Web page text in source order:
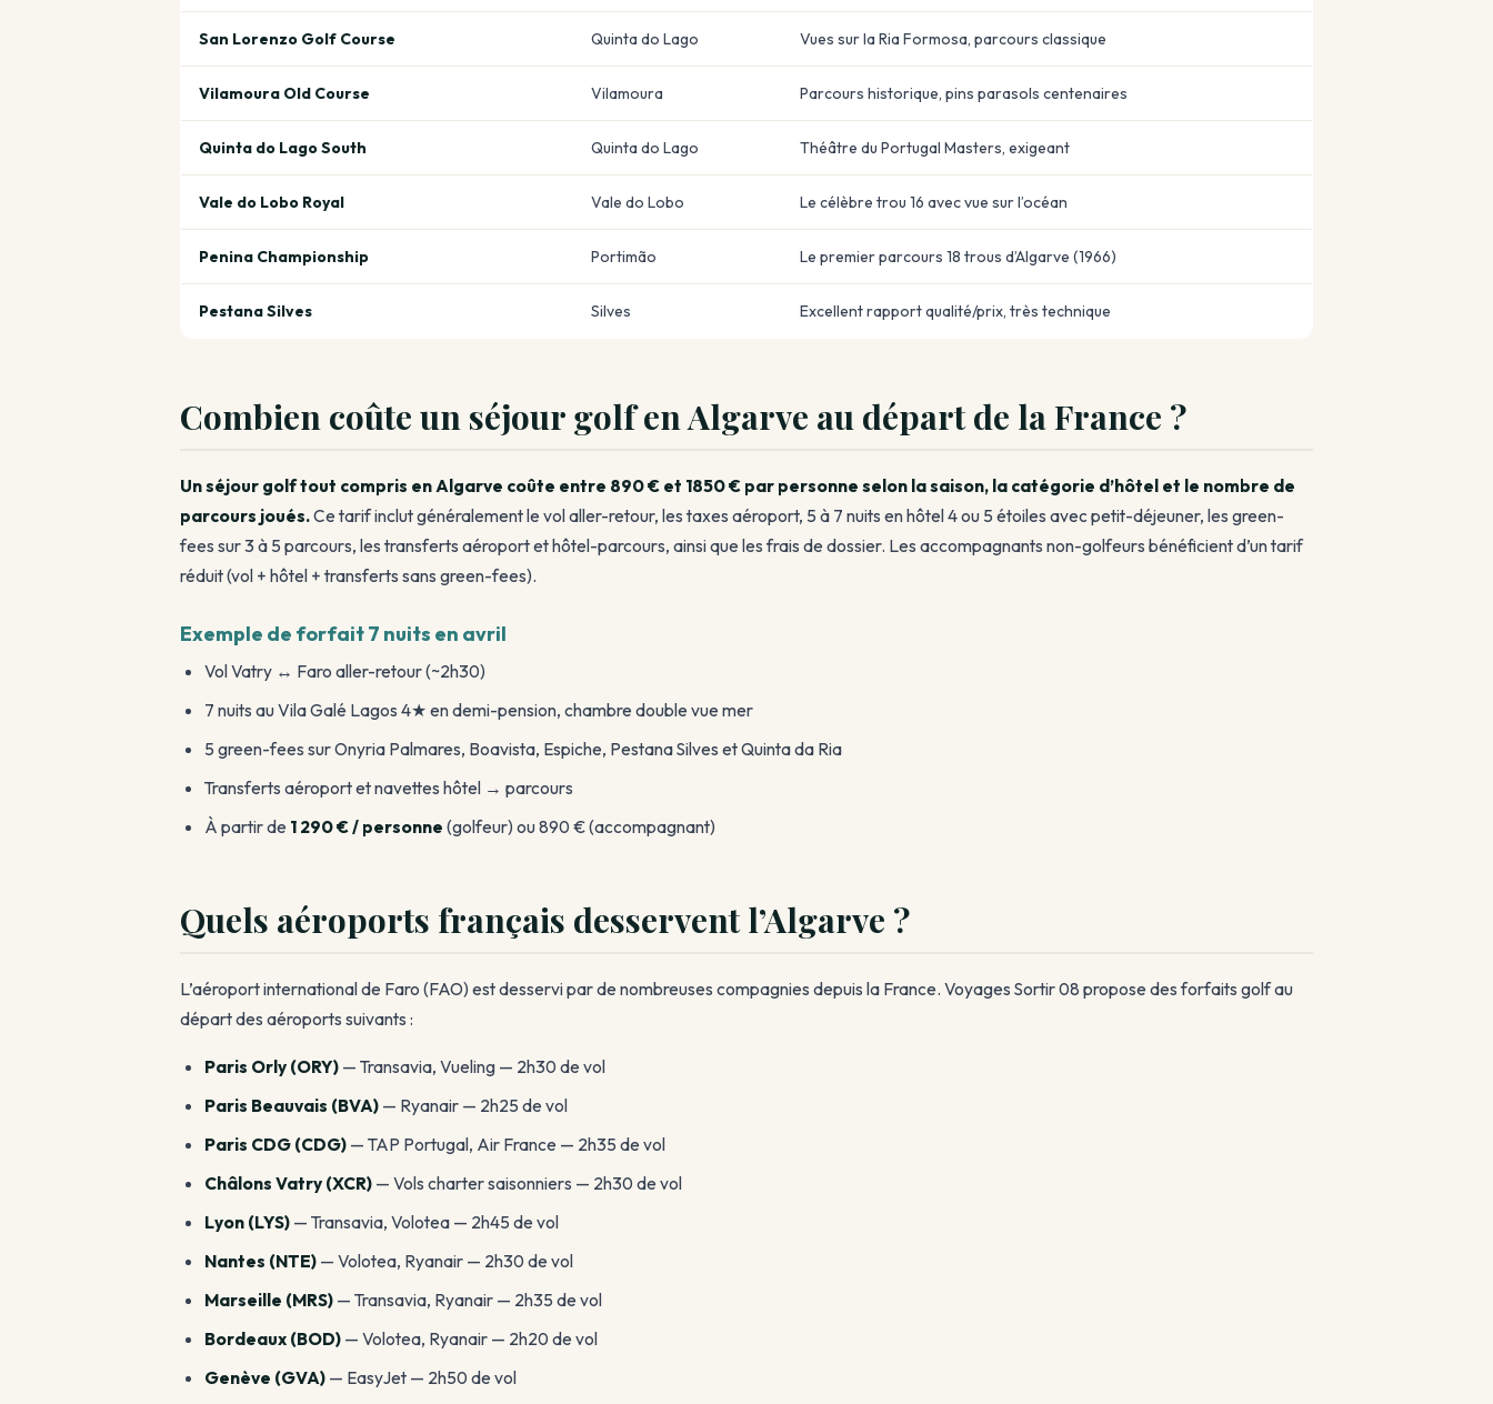
San Lorenzo Golf Course Quinta do Lago Vues sur la Ria Formosa, parcours classique
Vilamoura Old Course Vilamoura Parcours historique, pins parasols centenaires
Quinta do Lago South Quinta do Lago Théâtre du Portugal Masters, exigeant
Vale do Lobo Royal Vale do Lobo Le célèbre trou 16 avec vue sur l’océan
Penina Championship Portimão Le premier parcours 18 trous d’Algarve (1966)
Pestana Silves Silves Excellent rapport qualité/prix, très technique
Combien coûte un séjour golf en Algarve au départ de la France ?
Un séjour golf tout compris en Algarve coûte entre 890 € et 1850 € par personne selon la saison, la catégorie d’hôtel et le nombre de
parcours joués.Ce tarif inclut généralement le vol aller-retour, les taxes aéroport, 5 à 7 nuits en hôtel 4 ou 5 étoiles avec petit-déjeuner, les green-
fees sur 3 à 5 parcours, les transferts aéroport et hôtel-parcours, ainsi que les frais de dossier. Les accompagnants non-golfeurs bénéficient d’un tarif
réduit (vol + hôtel + transferts sans green-fees).
Exemple de forfait 7 nuits en avril
Vol Vatry ↔ Faro aller-retour (~2h30)
7 nuits au Vila Galé Lagos 4★ en demi-pension, chambre double vue mer
5 green-fees sur Onyria Palmares, Boavista, Espiche, Pestana Silves et Quinta da Ria
Transferts aéroport et navettes hôtel → parcours
À partir de 1 290 € / personne (golfeur) ou 890 € (accompagnant)
Quels aéroports français desservent l’Algarve ?
L’aéroport international de Faro (FAO) est desservi par de nombreuses compagnies depuis la France. Voyages Sortir 08 propose des forfaits golf au
départ des aéroports suivants :
Paris Orly (ORY) — Transavia, Vueling — 2h30 de vol
Paris Beauvais (BVA) — Ryanair — 2h25 de vol
Paris CDG (CDG) — TAP Portugal, Air France — 2h35 de vol
Châlons Vatry (XCR) — Vols charter saisonniers — 2h30 de vol
Lyon (LYS) — Transavia, Volotea — 2h45 de vol
Nantes (NTE) — Volotea, Ryanair — 2h30 de vol
Marseille (MRS) — Transavia, Ryanair — 2h35 de vol
Bordeaux (BOD) — Volotea, Ryanair — 2h20 de vol
Genève (GVA) — EasyJet — 2h50 de vol